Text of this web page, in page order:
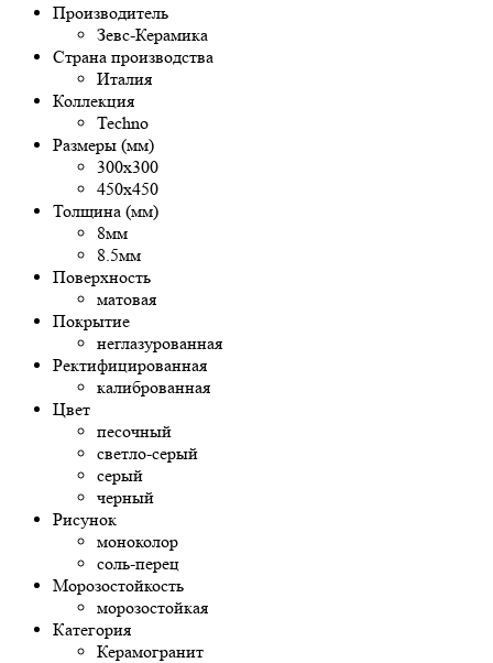
Производитель
Зевс-Керамика
Страна производства
Италия
Коллекция
Techno
Размеры (мм)
300х300
450х450
Толщина (мм)
8мм
8.5мм
Поверхность
матовая
Покрытие
неглазурованная
Ректифицированная
калиброванная
Цвет
песочный
светло-серый
серый
черный
Рисунок
моноколор
соль-перец
Морозостойкость
морозостойкая
Категория
Керамогранит